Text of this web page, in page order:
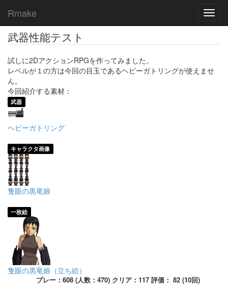
Rmake
武器性能テスト
試しに2DアクションRPGを作ってみました。
レベルが１の方は今回の目玉であるヘビーガトリングが使えませ
ん。
今回紹介する素材：
武器
ヘビーガトリング
キャラクタ画像
隻眼の黒竜娘
一枚絵
隻眼の黒竜娘（立ち絵）
プレー：608 (人数：470) クリア：117 評価： 82 (10回)